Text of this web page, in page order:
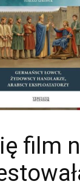
film